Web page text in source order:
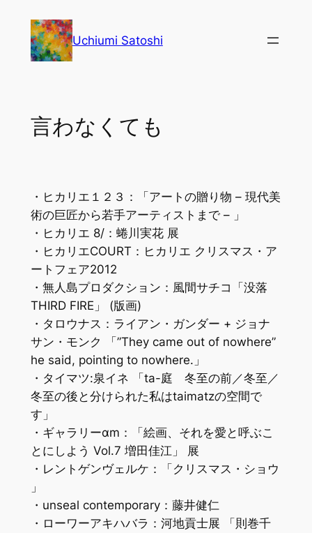
Uchiumi Satoshi
言わなくても
・ヒカリエ１２３：「アートの贈り物 – 現代美
術の巨匠から若手アーティストまで – 」
・ヒカリエ 8/：蜷川実花 展
・ヒカリエCOURT：ヒカリエ クリスマス・ア
ートフェア2012
・無人島プロダクション：風間サチコ「没落
THIRD FIRE」 (版画)
・タロウナス：ライアン・ガンダー + ジョナ
サン・モンク 「”They came out of nowhere”
he said, pointing to nowhere.」
・タイマツ:泉イネ 「ta-庭 冬至の前／冬至／
冬至の後と分けられた私はtaimatzの空間で
す」
・ギャラリーαm：「絵画、それを愛と呼ぶこ
とにしよう Vol.7 増田佳江」 展
・レントゲンヴェルケ：「クリスマス・ショウ
」
・unseal contemporary：藤井健仁
・ローワーアキハバラ：河地貢士展 「則巻千